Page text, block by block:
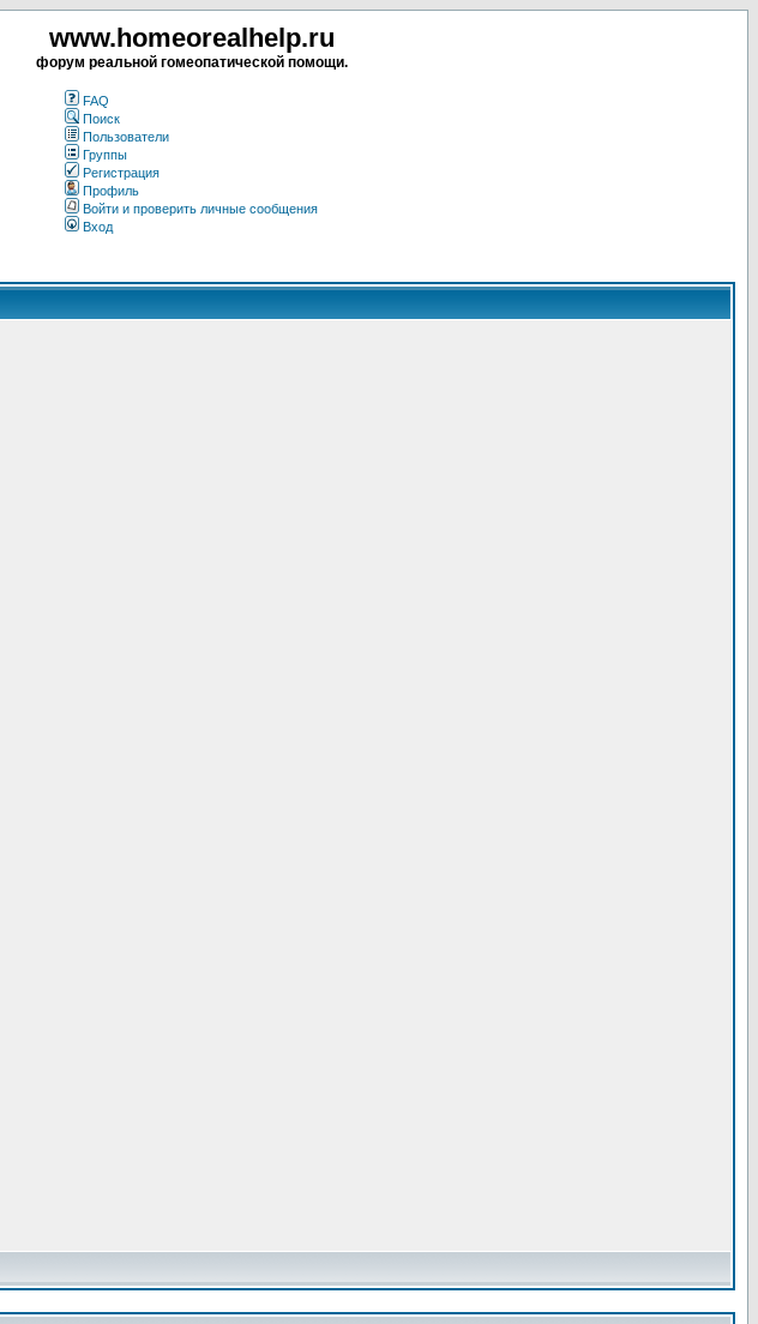
www.homeorealhelp.ru
форум реальной гомеопатической помощи.
FAQ
Поиск
Пользователи
Группы
Регистрация
Профиль
Войти и проверить личные сообщения
Вход